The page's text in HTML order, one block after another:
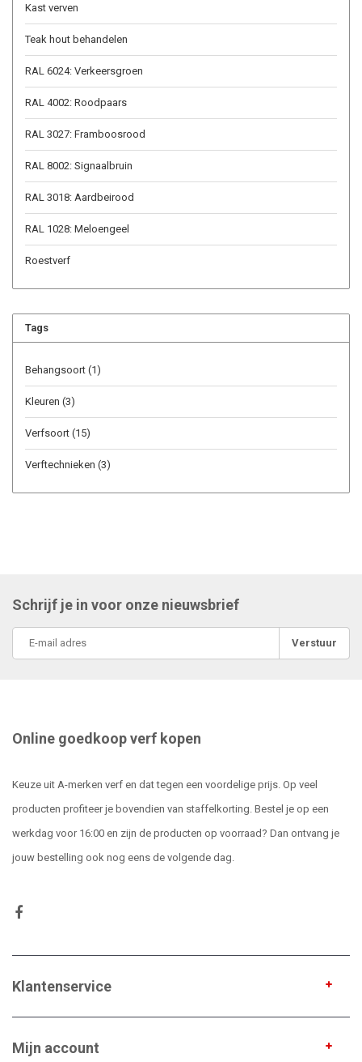
Kast verven
Teak hout behandelen
RAL 6024: Verkeersgroen
RAL 4002: Roodpaars
RAL 3027: Framboosrood
RAL 8002: Signaalbruin
RAL 3018: Aardbeirood
RAL 1028: Meloengeel
Roestverf
Tags
Behangsoort (1)
Kleuren (3)
Verfsoort (15)
Verftechnieken (3)
Schrijf je in voor onze nieuwsbrief
Verstuur
Online goedkoop verf kopen
Keuze uit A-merken verf en dat tegen een voordelige prijs. Op veel
producten profiteer je bovendien van staffelkorting. Bestel je op een
werkdag voor 16:00 en zijn de producten op voorraad? Dan ontvang je
jouw bestelling ook nog eens de volgende dag.
Klantenservice
Mijn account